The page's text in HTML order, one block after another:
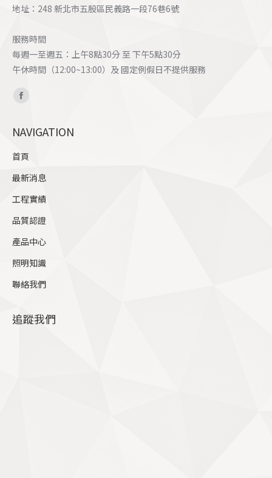
地址：248 新北市五股區民義路一段76巷6號
服務時間
每週一至週五：上午8點30分 至 下午5點30分
午休時間（12:00~13:00）及 國定例假日不提供服務
Find us on:
Facebook
opens
window
NAVIGATION
首頁
最新消息
工程實績
品質認證
產品中心
照明知識
聯絡我們
追蹤我們